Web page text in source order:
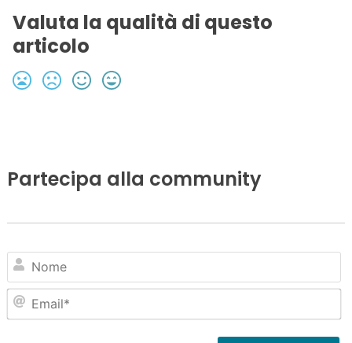
Valuta la qualità di questo
articolo
Partecipa alla community